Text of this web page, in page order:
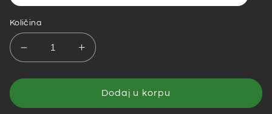
Količina
Smanji
količinu
za
SEKAC
Povećaj
količinu
za
MOTORNI
SEKAC
Dodaj u korpu